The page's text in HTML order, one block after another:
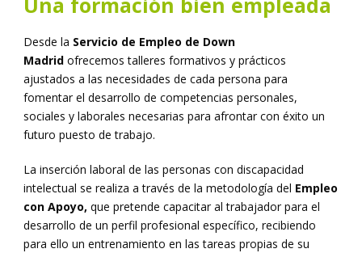
Desde la Servicio de Empleo de Down
Madrid ofrecemos talleres formativos y prácticos
ajustados a las necesidades de cada persona para
fomentar el desarrollo de competencias personales,
sociales y laborales necesarias para afrontar con éxito un
futuro puesto de trabajo.
La inserción laboral de las personas con discapacidad
intelectual se realiza a través de la metodología del Empleo
con Apoyo, que pretende capacitar al trabajador para el
desarrollo de un perfil profesional específico, recibiendo
para ello un entrenamiento en las tareas propias de su